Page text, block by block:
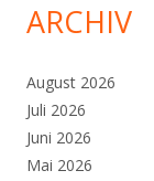
ARCHIV
August 2026
Juli 2026
Juni 2026
Mai 2026